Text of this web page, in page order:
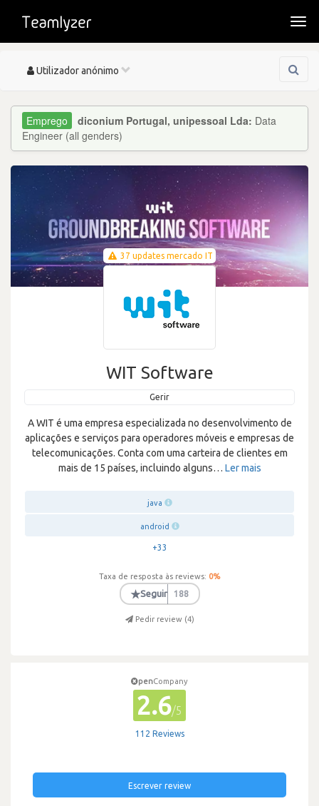
Toggle
Utilizador anónimo
diconium Portugal, unipessoal Lda: Data
Engineer (all genders)
37 updates mercado IT
WIT Software
Gerir
A WIT é uma empresa especializada no desenvolvimento de
aplicações e serviços para operadores móveis e empresas de
telecomunicações. Conta com uma carteira de clientes em
mais de 15 países, incluindo alguns… Ler mais
java
android
+33
Taxa de resposta às reviews: 0%
★Seguir 188
Pedir review (4)
penCompany
2.6/5
112 Reviews
Escrever review